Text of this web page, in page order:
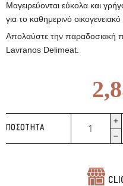
Μαγειρεύονται εύκολα και
για το καθημερινό οικογενειακό
Απολαύστε την παραδοσιακή
Lavranos Delimeat.
ΠΟΣΌΤΗΤΑ
Λαχανικών
500gr
ποσότητα